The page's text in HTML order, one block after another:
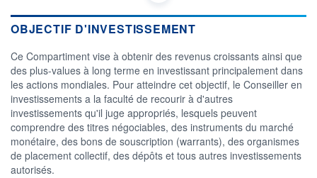
03/12 08/04
30
35
CATÉGORIE MORNINGSTAR
Actions International
Rendement
OBJECTIF D'INVESTISSEMENT
Ce Compartiment vise à obtenir des revenus croissants ainsi que
des plus-values à long terme en investissant principalement dans
les actions mondiales. Pour atteindre cet objectif, le Conseiller en
investissements a la faculté de recourir à d'autres
investissements qu'il juge appropriés, lesquels peuvent
comprendre des titres négociables, des instruments du marché
monétaire, des bons de souscription (warrants), des organismes
de placement collectif, des dépôts et tous autres investissements
autorisés.